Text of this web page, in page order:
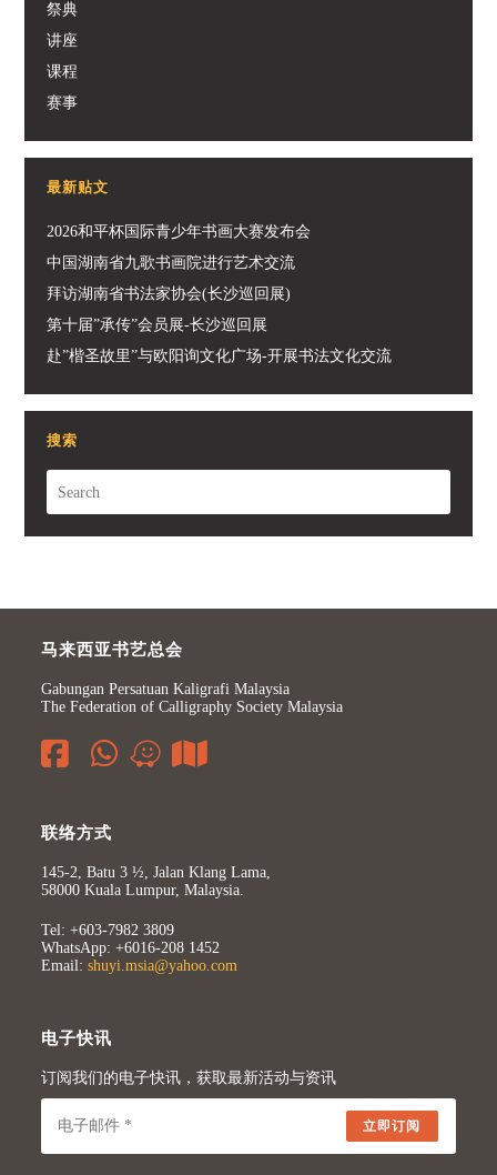
祭典
讲座
课程
赛事
最新贴文
2026和平杯国际青少年书画大赛发布会
中国湖南省九歌书画院进行艺术交流
拜访湖南省书法家协会(长沙巡回展)
第十届”承传”会员展-长沙巡回展
赴”楷圣故里”与欧阳询文化广场-开展书法文化交流
搜索
马来西亚书艺总会
Gabungan Persatuan Kaligrafi Malaysia
The Federation of Calligraphy Society Malaysia
联络方式
145-2, Batu 3 ½, Jalan Klang Lama,
58000 Kuala Lumpur, Malaysia.
Tel: +603-7982 3809
WhatsApp: +6016-208 1452
Email:shuyi.msia@yahoo.com
电子快讯
订阅我们的电子快讯，获取最新活动与资讯
立即订阅